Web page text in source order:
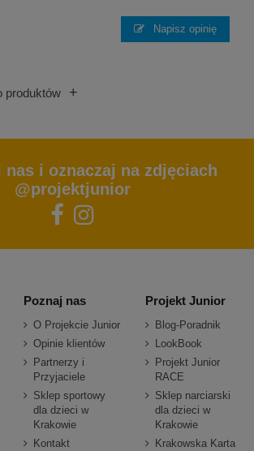
Napisz opinię
produktów +
nas i oznaczaj na zdjęciach
@projektjunior
Poznaj nas
O Projekcie Junior
Opinie klientów
Partnerzy i
Przyjaciele
Sklep sportowy
dla dzieci w
Krakowie
Kontakt
Projekt Junior
Blog-Poradnik
LookBook
Projekt Junior
RACE
Sklep narciarski
dla dzieci w
Krakowie
Krakowska Karta